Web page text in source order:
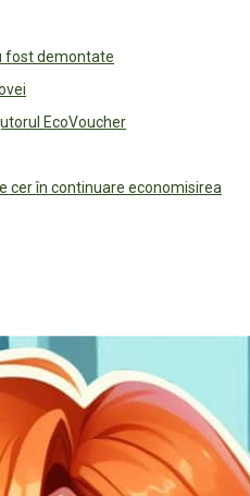
fost demontate
EcoVoucher
cer în continuare economisirea